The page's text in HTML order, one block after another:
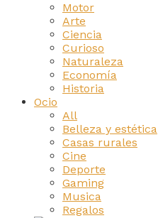
Motor
Arte
Ciencia
Curioso
Naturaleza
Economía
Historia
Ocio
All
Belleza y estética
Casas rurales
Cine
Deporte
Gaming
Musica
Regalos